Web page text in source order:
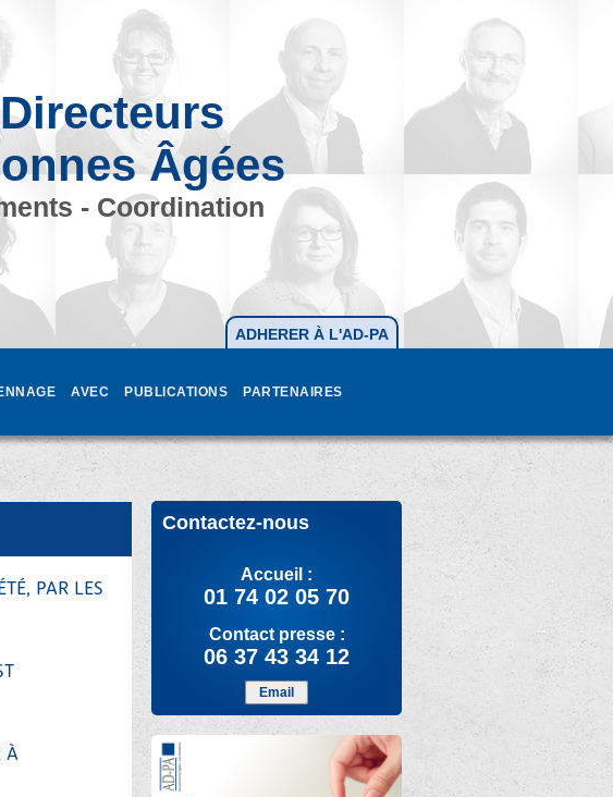
Âgées
- Coordination
ADHERER À L'AD-PA
AVEC PUBLICATIONS PARTENAIRES
PAR LES
À
Contactez-nous
Accueil :
01 74 02 05 70
Contact presse :
06 37 43 34 12
Email